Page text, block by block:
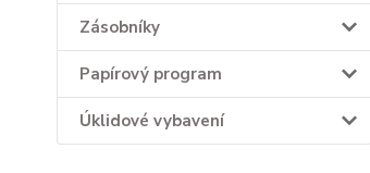
Zásobníky
Papírový program
Úklidové vybavení